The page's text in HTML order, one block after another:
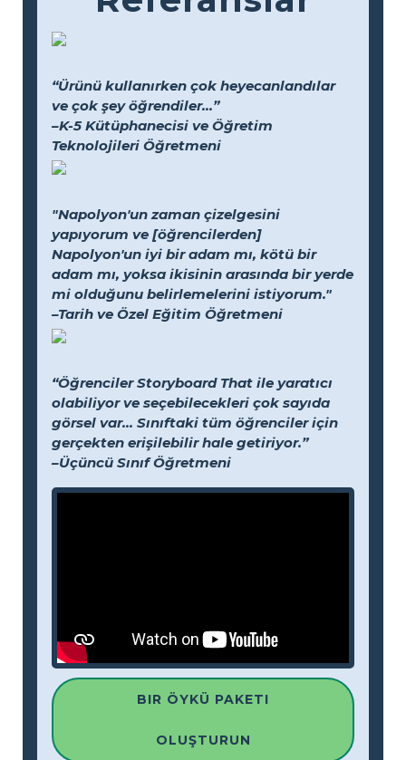
“Ürünü kullanırken çok heyecanlandılar
ve çok şey öğrendiler...”
–K-5 Kütüphanecisi ve Öğretim
Teknolojileri Öğretmeni
"Napolyon'un zaman çizelgesini
yapıyorum ve [öğrencilerden]
Napolyon'un iyi bir adam mı, kötü bir
adam mı, yoksa ikisinin arasında bir yerde
mi olduğunu belirlemelerini istiyorum."
–Tarih ve Özel Eğitim Öğretmeni
“Öğrenciler Storyboard That ile yaratıcı
olabiliyor ve seçebilecekleri çok sayıda
görsel var... Sınıftaki tüm öğrenciler için
gerçekten erişilebilir hale getiriyor.”
–Üçüncü Sınıf Öğretmeni
BIR ÖYKÜ PAKETI
OLUŞTURUN